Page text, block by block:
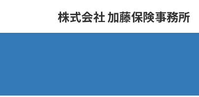
株式会社 加藤保険事務所